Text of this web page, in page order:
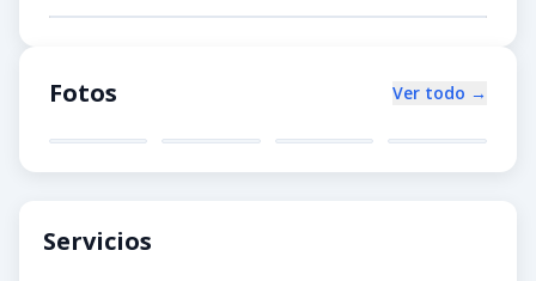
Fotos Ver todo →
Servicios